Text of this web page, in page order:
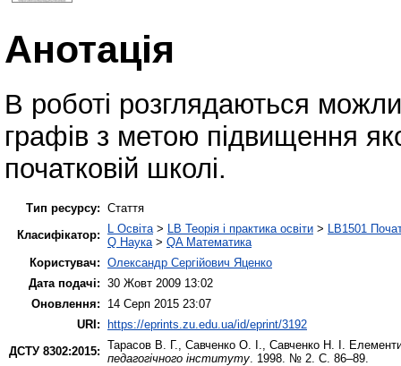
Анотація
В роботі розглядаються
графів з метою підвищення
початковій школі.
Тип ресурсу: Стаття
Класифікатор:
L Освіта > LB Теорія і практика освіти > LB1501
Q Наука > QA Математика
Користувач: Олександр Сергійович Яценко
Дата подачі: 30 Жовт 2009 13:02
Оновлення:
14 Серп 2015 23:07
URI: https://eprints.zu.edu.ua/id/eprint/3192
ДСТУ 8302:2015: Тарасов В. Г. Савченко О. І. Савченко Н. І.
педагогічного інституту . 1998. № 2. С. 86–89.